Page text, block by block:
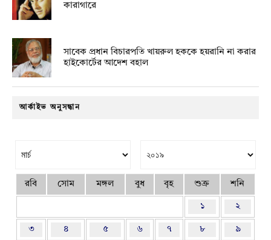
কারাগারে
সাবেক প্রধান বিচারপতি খায়রুল হককে হয়রানি না করার
হাইকোর্টের আদেশ বহাল
আর্কাইভ অনুসন্ধান
রবি সোম মঙ্গল বুধ বৃহ শুক্র শনি
১ ২
৩ ৪ ৫ ৬ ৭ ৮ ৯